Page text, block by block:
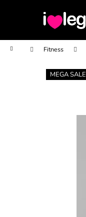
Domov Fitness
MEGA SALE
í
Späť
do
obchodu
Späť
do
obchodu